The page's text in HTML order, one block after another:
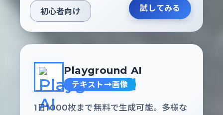
初心者向け 試してみる
Playground AI
テキスト→画像
1日1000枚まで無料で生成可能。多様な